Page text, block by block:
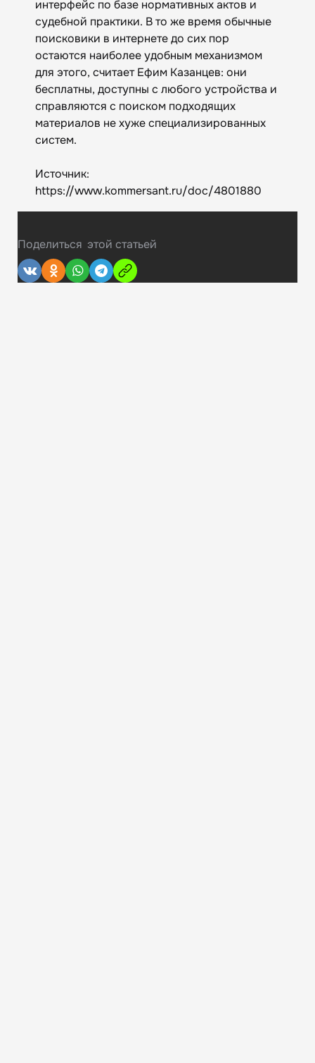
интерфейс по базе нормативных актов и
судебной практики. В то же время обычные
поисковики в интернете до сих пор
остаются наиболее удобным механизмом
для этого, считает Ефим Казанцев: они
бесплатны, доступны с любого устройства и
справляются с поиском подходящих
материалов не хуже специализированных
систем.
Источник:
https://www.kommersant.ru/doc/4801880
Поделиться этой статьей